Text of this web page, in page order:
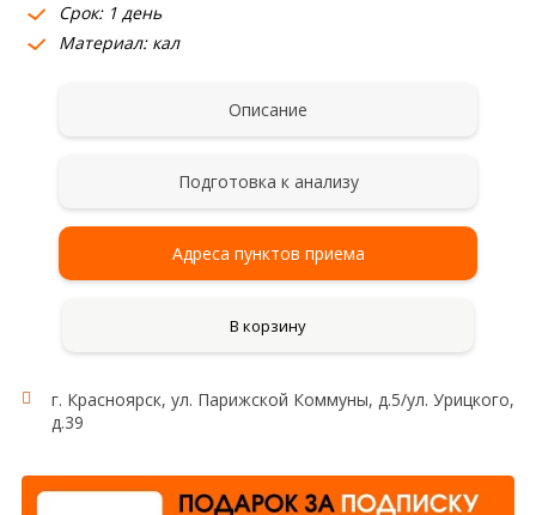
Партнерам
Срок: 1 день
Материал: кал
Описание
Подготовка к анализу
Адреса пунктов приема
В корзину
г. Красноярск, ул. Парижской Коммуны, д.5/ул. Урицкого,
д.39